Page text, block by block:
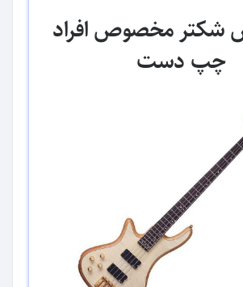
شکتر مخصوص افراد
چپ‌ دست